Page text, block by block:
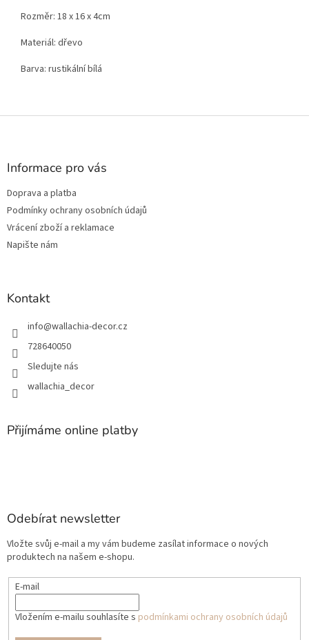
Rozměr: 18 x 16 x 4cm
Materiál: dřevo
Barva: rustikální bílá
Z
Informace pro vás
Doprava a platba
Podmínky ochrany osobních údajů
Vrácení zboží a reklamace
Napište nám
Kontakt
info@wallachia-decor.cz
728640050
Sledujte nás
wallachia_decor
Přijímáme online platby
Odebírat newsletter
Vložte svůj e-mail a my vám budeme zasílat informace o nových
produktech na našem e-shopu.
E-mail
Vložením e-mailu souhlasíte s podmínkami ochrany osobních údajů